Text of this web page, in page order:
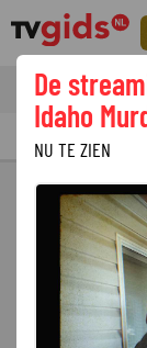
tvgids
De
Idaho
NU TE ZIEN